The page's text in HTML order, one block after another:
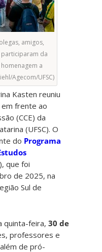
amigos,
participaram da
a
Agecom/UFSC)
Kasten reuniu
frente ao
(CCE) da
(UFSC). O
do Programa
que foi
de 2025, na
Sul de
quinta-feira,30 de
professores e
de pró-